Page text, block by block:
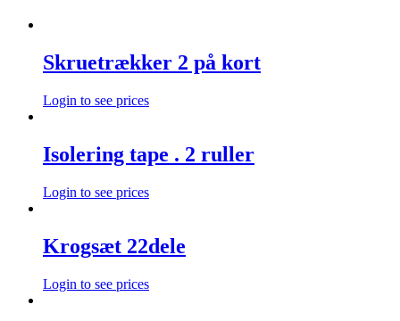
Skruetrækker 2 på kort
Login to see prices
Isolering tape . 2 ruller
Login to see prices
Krogsæt 22dele
Login to see prices